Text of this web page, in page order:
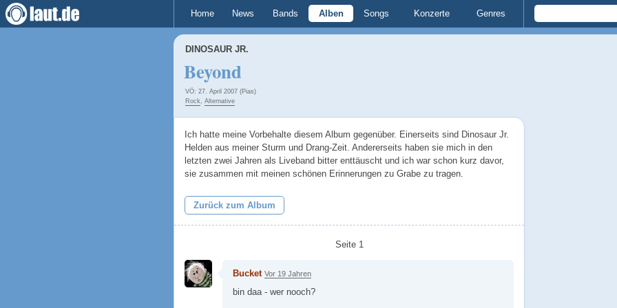
Home News Bands Alben Songs Konzerte Genres
DINOSAUR JR.
Beyond
VÖ: 27. April 2007 (Pias)
Rock, Alternative
Ich hatte meine Vorbehalte diesem Album gegenüber. Einerseits sind Dinosaur Jr.
Helden aus meiner Sturm und Drang-Zeit. Andererseits haben sie mich in den
letzten zwei Jahren als Liveband bitter enttäuscht und ich war schon kurz davor,
sie zusammen mit meinen schönen Erinnerungen zu Grabe zu tragen.
Zurück zum Album
Seite 1
Bucket Vor 19 Jahren
bin daa - wer nooch?